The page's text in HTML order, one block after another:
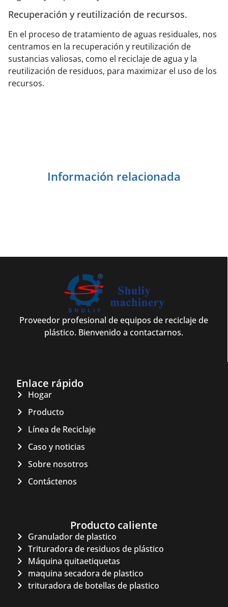
Recuperación y reutilización de recursos.
En el proceso de tratamiento de aguas residuales, nos
centramos en la recuperación y reutilización de
sustancias valiosas, como el reciclaje de agua y la
reutilización de residuos, para maximizar el uso de los
recursos.
Información relacionada
Proveedor profesional de equipos de reciclaje de
plástico. Bienvenido a contactarnos.
Enlace rápido
Hogar
Producto
Línea de Reciclaje
Caso y noticias
Sobre nosotros
Contáctenos
Producto caliente
Granulador de plastico
Trituradora de residuos de plástico
Máquina quitaetiquetas
maquina secadora de plastico
trituradora de botellas de plastico